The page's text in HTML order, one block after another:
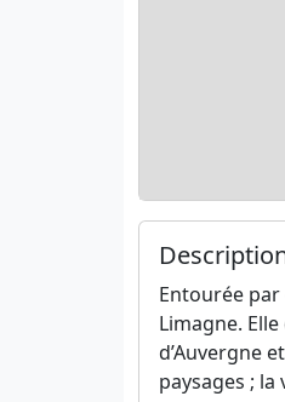
Entourée par
Limagne.
d’Auvergne
paysages ; la